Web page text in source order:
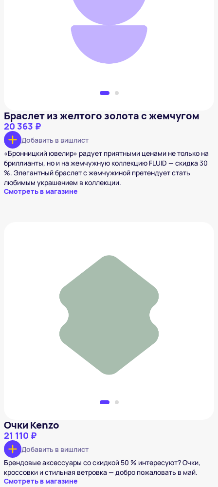
Браслет из желтого золота с жемчугом
20 363 ₽
Браслет из желтого золота с жемчугом
20 363 ₽
Добавить в вишлист
«Бронницкий ювелир» радует приятными ценами не только на
бриллианты, но и на жемчужную коллекцию FLUID — скидка 30
%. Элегантный браслет с жемчужиной претендует стать
любимым украшением в коллекции.
Смотреть в магазине
Очки Kenzo
21 110 ₽
Добавить в вишлист
Брендовые аксессуары со скидкой 50 % интересуют? Очки,
кроссовки и стильная ветровка — добро пожаловать в май.
Смотреть в магазине